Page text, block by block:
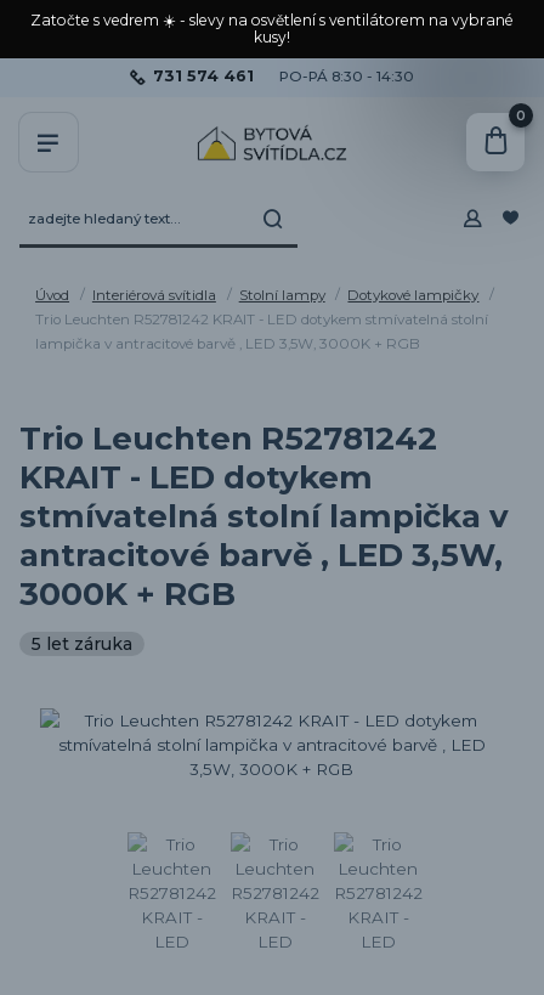
Zatočte s vedrem ☀️ - slevy na osvětlení s ventilátorem na vybrané
kusy!
731 574 461 PO-PÁ 8:30 - 14:30
0
Úvod Interiérová svítidla Stolní lampy
Dotykové lampičky
Trio Leuchten R52781242 KRAIT - LED dotykem stmívatelná stolní
lampička v antracitové barvě , LED 3,5W, 3000K + RGB
Trio Leuchten R52781242
KRAIT - LED dotykem
stmívatelná stolní lampička v
antracitové barvě , LED 3,5W,
3000K + RGB
5 let záruka